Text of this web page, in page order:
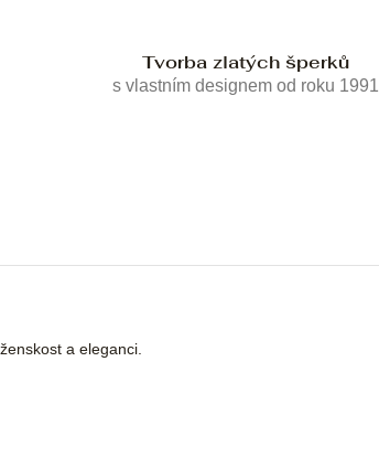
Tvorba zlatých šperků
s vlastním designem od roku 1991
a eleganci.